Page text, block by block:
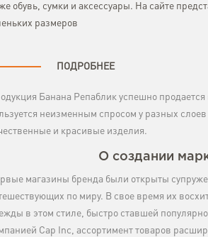
обувь, сумки и аксессуары. На сайте
размеров
ПОДРОБНЕЕ
Банана Репаблик успешно
неизменным спросом у разных
и красивые изделия.
О создании
магазины бренда были открыты
по миру. В свое время их
в этом стиле, быстро ставшей
Cap Inc, ассортимент товаров